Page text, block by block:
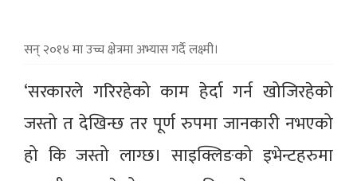
सन् २०१४ मा उच्च क्षेत्रमा अभ्यास गर्दै लक्ष्मी।
‘सरकारले गरिरहेको काम हेर्दा गर्न खोजिरहेको
जस्तो त देखिन्छ तर पूर्ण रुपमा जानकारी नभएको
हो कि जस्तो लाग्छ। साइक्लिङको इभेन्टहरुमा